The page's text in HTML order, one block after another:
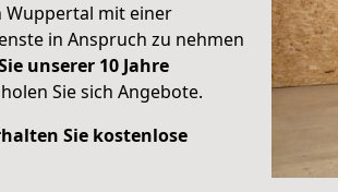
Wuppertal mit einer
in Anspruch zu nehmen
unserer 10 Jahre
Sie sich Angebote.
Sie kostenlose